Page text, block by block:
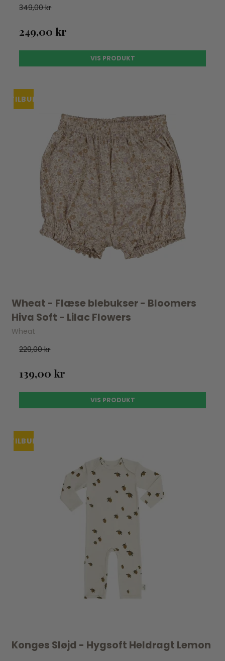
349,00 kr
249,00 kr
VIS PRODUKT
TILBUD
Wheat - Flæse blebukser - Bloomers
Hiva Soft - Lilac Flowers
Wheat
229,00 kr
139,00 kr
VIS PRODUKT
TILBUDUDSOLGT
Konges Sløjd - Hygsoft Heldragt Lemon